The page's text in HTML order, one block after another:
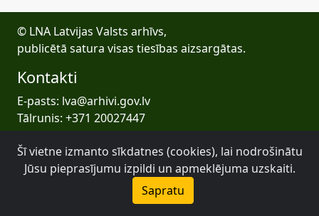
© LNA Latvijas Valsts arhīvs,
publicētā satura visas tiesības aizsargātas.
Kontakti
E-pasts: lva@arhivi.gov.lv
Tālrunis: +371 20027447
Bezdelīgu 1A, Rīga
Latvijas Valsts arhīvs
Šī vietne izmanto sīkdatnes (cookies), lai nodrošinātu
Jūsu pieprasījumu izpildi un apmeklējuma uzskaiti.
Sapratu